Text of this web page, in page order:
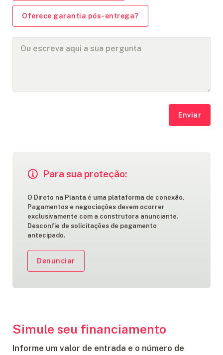
Oferece garantia pós-entrega?
Enviar
Para sua proteção:
O Direto na Planta é uma plataforma de conexão.
Pagamentos e negociações devem ocorrer
exclusivamente com a construtora anunciante.
Desconfie de solicitações de pagamento
antecipado.
Denunciar
Simule seu financiamento
Informe um valor de entrada e o número de